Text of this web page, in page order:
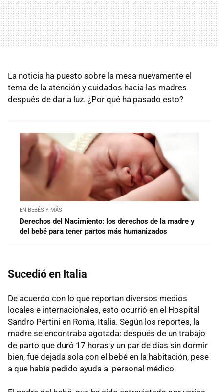
La noticia ha puesto sobre la mesa nuevamente el
tema de la atención y cuidados hacia las madres
después de dar a luz. ¿Por qué ha pasado esto?
EN BEBÉS Y MÁS
Derechos del Nacimiento: los derechos de la madre y
del bebé para tener partos más humanizados
Sucedió en Italia
De acuerdo con lo que reportan diversos medios
locales e internacionales, esto ocurrió en el Hospital
Sandro Pertini en Roma, Italia. Según los reportes, la
madre se encontraba agotada: después de un trabajo
de parto que duró 17 horas y un par de días sin dormir
bien, fue dejada sola con el bebé en la habitación, pese
a que había pedido ayuda al personal médico.